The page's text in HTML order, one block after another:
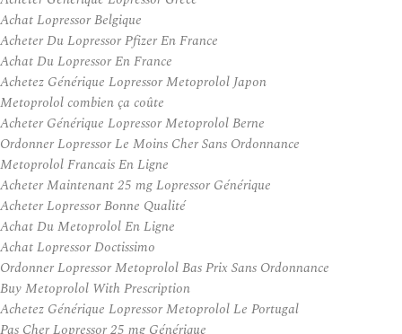
Achat Lopressor Belgique
Acheter Du Lopressor Pfizer En France
Achat Du Lopressor En France
Achetez Générique Lopressor Metoprolol Japon
Metoprolol combien ça coûte
Acheter Générique Lopressor Metoprolol Berne
Ordonner Lopressor Le Moins Cher Sans Ordonnance
Metoprolol Francais En Ligne
Acheter Maintenant 25 mg Lopressor Générique
Acheter Lopressor Bonne Qualité
Achat Du Metoprolol En Ligne
Achat Lopressor Doctissimo
Ordonner Lopressor Metoprolol Bas Prix Sans Ordonnance
Buy Metoprolol With Prescription
Achetez Générique Lopressor Metoprolol Le Portugal